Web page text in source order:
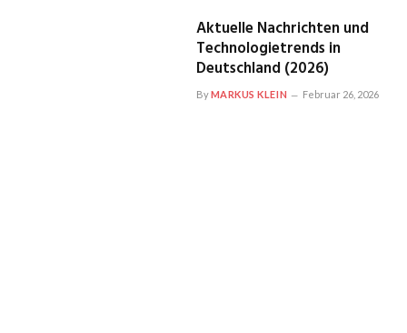
Aktuelle Nachrichten und
Technologietrends in
Deutschland (2026)
ByMARKUS KLEIN Februar 26, 2026